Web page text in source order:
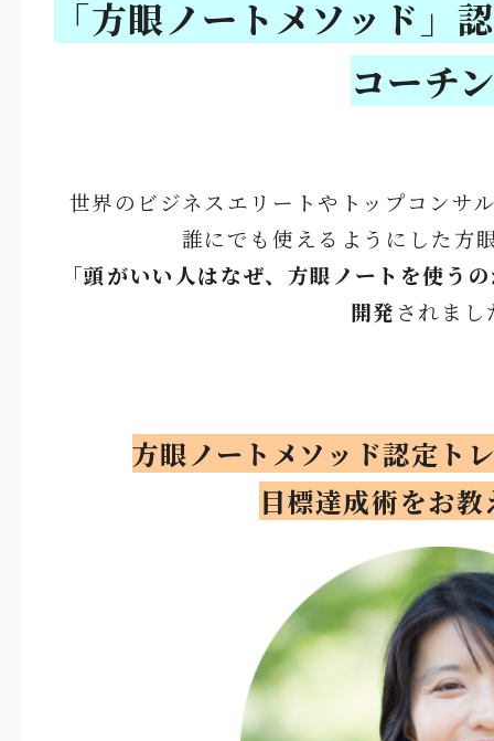
「方眼ノートメソッド」
コーチ
世界のビジネスエリートやトップコンサ
誰にでも使えるようにした方
「頭がいい人はなぜ、方眼ノートを使う
開発 されまし
方眼ノートメソッド認定ト
目標達成術をお